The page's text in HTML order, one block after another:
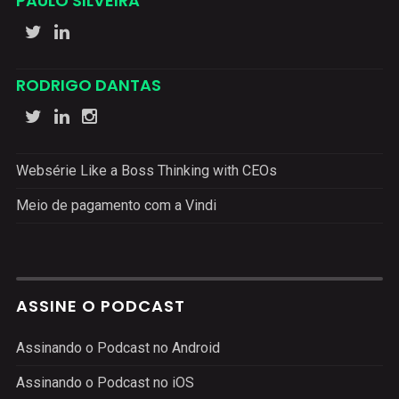
RODRIGO DANTAS
Websérie Like a Boss Thinking with CEOs
Meio de pagamento com a Vindi
ASSINE O PODCAST
Assinando o Podcast no Android
Assinando o Podcast no iOS